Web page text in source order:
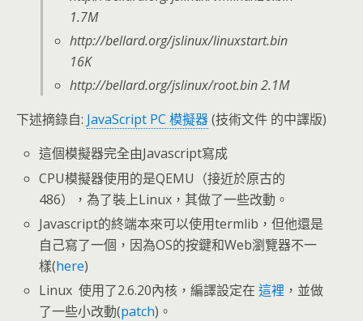
1.7M
http://bellard.org/jslinux/linuxstart.bin
16K
http://bellard.org/jslinux/root.bin 2.1M
下述摘錄自: JavaScript PC 模擬器(技術文件 的中譯版)
這個模擬器完全由Javascript寫成
CPU模擬器使用的是QEMU（接近於原古的
486），為了裝上Linux，其做了一些改動。
Javascript的終端本來可以使用termlib，但他還是
自己寫了一個，因為OS的按鍵和Web瀏覽器不一
樣(here)
Linux 使用了2.6.20內核，編譯設定在這裡 ，並做
了一些小改動(patch)。